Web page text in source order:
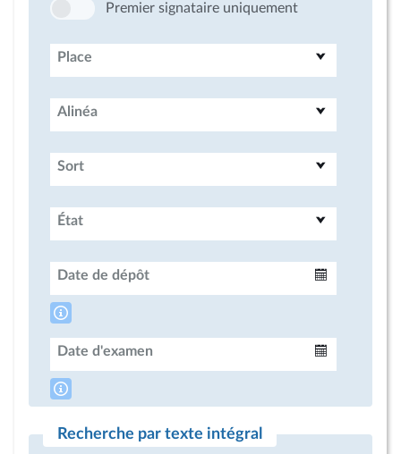
Premier signataire uniquement
Place
Alinéa
Sort
État
Date de dépôt
Date d'examen
Recherche par texte intégral